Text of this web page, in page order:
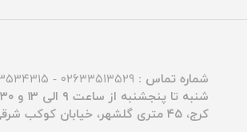
شماره تماس : ۰۲۶۳۳۵۱۳۵۲۹ - ۰۲۶۳۳۵۳۴۳۱۵
شنبه تا پنجشنبه از ساعت ۹ الی ۱۳ و ۱۶:۳۰ الی ۲۰:۳۰ پاسخگوی شما عزیزان هستیم.
کرج، ۴۵ متری گلشهر، خیابان کوکب شرقی، عکس و فیلم مکث